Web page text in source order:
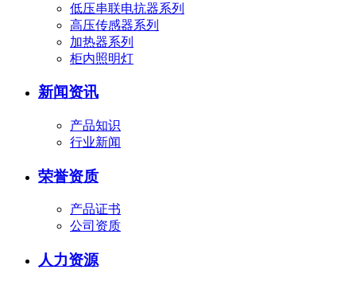
低压串联电抗器系列
高压传感器系列
加热器系列
柜内照明灯
新闻资讯
产品知识
行业新闻
荣誉资质
产品证书
公司资质
人力资源